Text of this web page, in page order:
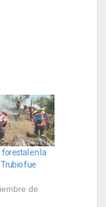
forestal en la
fue
de